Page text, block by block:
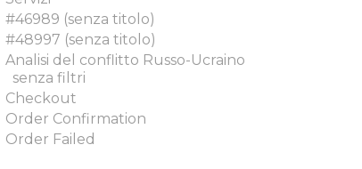
#46989 (senza titolo)
#48997 (senza titolo)
Analisi del conflitto Russo-Ucraino
senza filtri
Checkout
Order Confirmation
Order Failed